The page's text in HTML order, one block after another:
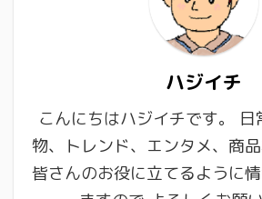
ハジイチ
こんにちはハジイチです。
物、トレンド、エンタメ、商
皆さんのお役に立てるように